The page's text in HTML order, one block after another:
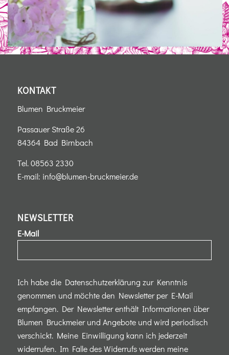
KONTAKT
Blumen Bruckmeier
Passauer Straße 26
84364 Bad Birnbach
Tel.08563 2330
E-mail: info@blumen-bruckmeier.de
NEWSLETTER
E-Mail
Ich habe die Datenschutzerklärung zur Kenntnis
genommen und möchte den Newsletter per E-Mail
empfangen. Der Newsletter enthält Informationen über
Blumen Bruckmeier und Angebote und wird periodisch
verschickt. Meine Einwilligung kann ich jederzeit
widerrufen. Im Falle des Widerrufs werden meine